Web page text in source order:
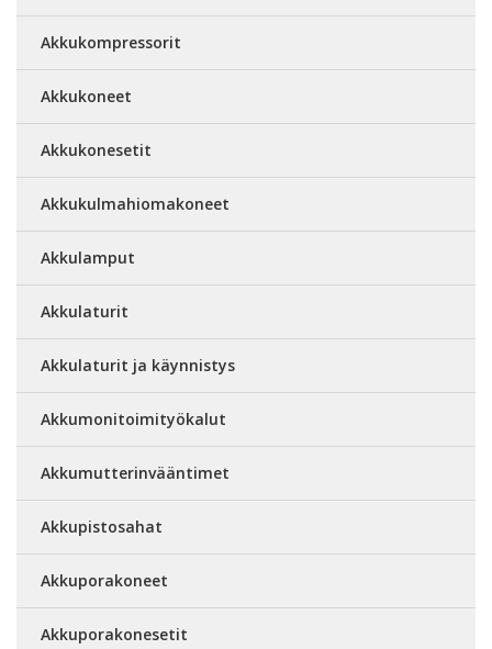
Akkukompressorit
Akkukoneet
Akkukonesetit
Akkukulmahiomakoneet
Akkulamput
Akkulaturit
Akkulaturit ja käynnistys
Akkumonitoimityökalut
Akkumutterinvääntimet
Akkupistosahat
Akkuporakoneet
Akkuporakonesetit